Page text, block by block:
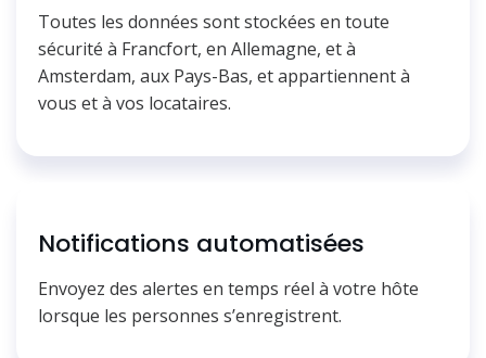
Toutes les données sont stockées en toute
sécurité à Francfort, en Allemagne, et à
Amsterdam, aux Pays-Bas, et appartiennent à
vous et à vos locataires.
Notifications automatisées
Envoyez des alertes en temps réel à votre hôte
lorsque les personnes s’enregistrent.